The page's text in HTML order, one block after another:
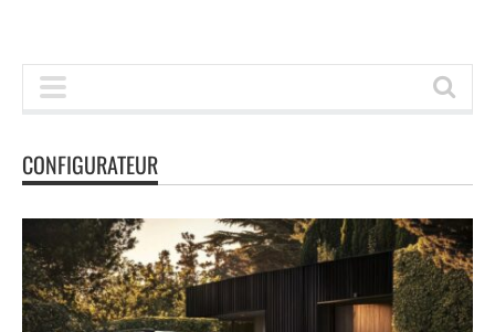
CONFIGURATEUR